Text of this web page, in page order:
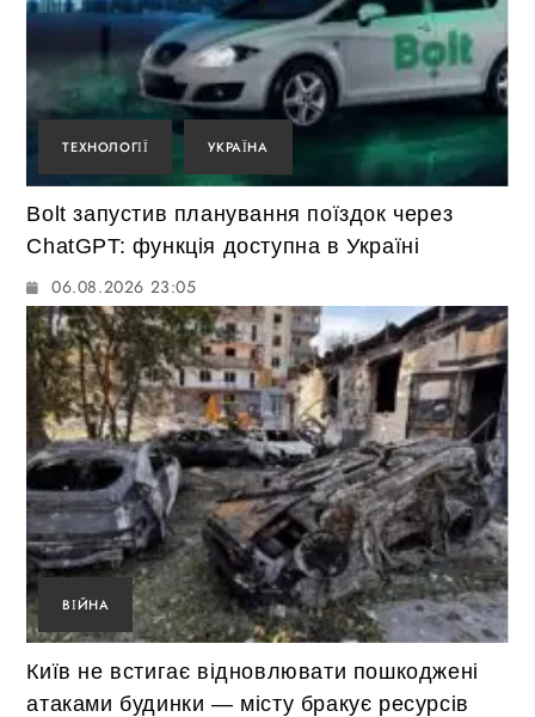
ТЕХНОЛОГІЇ УКРАЇНА
Bolt запустив планування поїздок через
ChatGPT: функція доступна в Україні
06.08.2026 23:05
ВІЙНА
Київ не встигає відновлювати пошкоджені
атаками будинки — місту бракує ресурсів